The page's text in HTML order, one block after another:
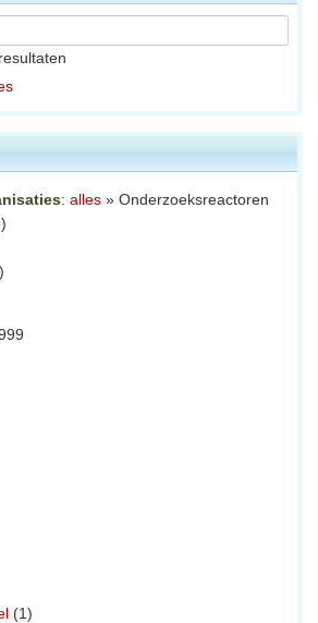
: alles » Onderzoeksreactoren
(1)